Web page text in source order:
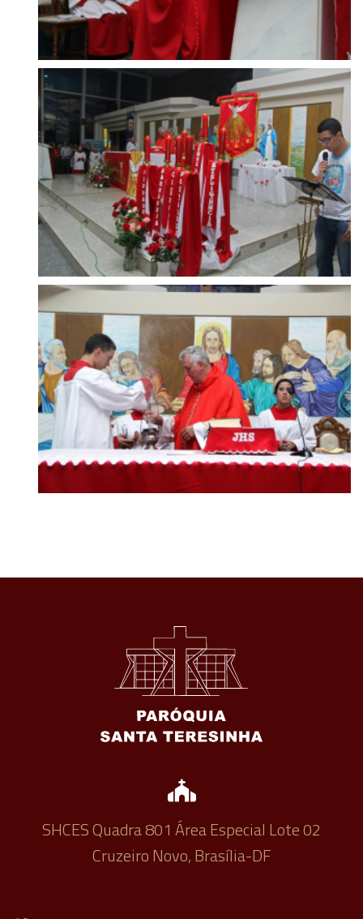
SHCES Quadra 801 Área Especial Lote 02
Cruzeiro Novo, Brasília-DF